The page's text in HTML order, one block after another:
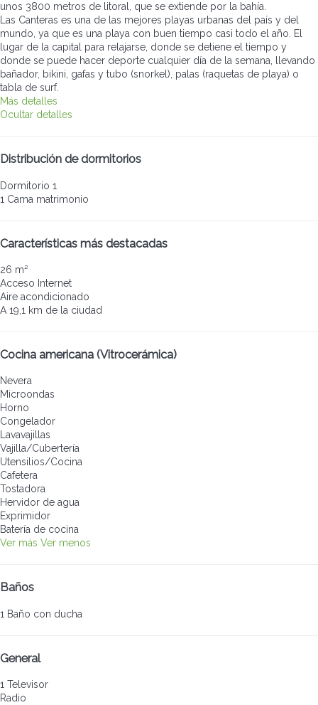
unos 3800 metros de litoral, que se extiende por la bahía.
Las Canteras es una de las mejores playas urbanas del país y del
mundo, ya que es una playa con buen tiempo casi todo el año. El
lugar de la capital para relajarse, donde se detiene el tiempo y
donde se puede hacer deporte cualquier día de la semana, llevando
bañador, bikini, gafas y tubo (snorkel), palas (raquetas de playa) o
tabla de surf.
Más detalles
Ocultar detalles
Distribución de dormitorios
Dormitorio 1
1 Cama matrimonio
Características más destacadas
26 m²
Acceso Internet
Aire acondicionado
A 19,1 km de la ciudad
Cocina americana (Vitrocerámica)
Nevera
Microondas
Horno
Congelador
Lavavajillas
Vajilla/Cubertería
Utensilios/Cocina
Cafetera
Tostadora
Hervidor de agua
Exprimidor
Batería de cocina
Ver más Ver menos
Baños
1 Baño con ducha
General
1 Televisor
Radio